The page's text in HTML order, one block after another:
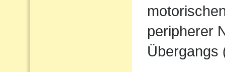
peripherer
Übergangs